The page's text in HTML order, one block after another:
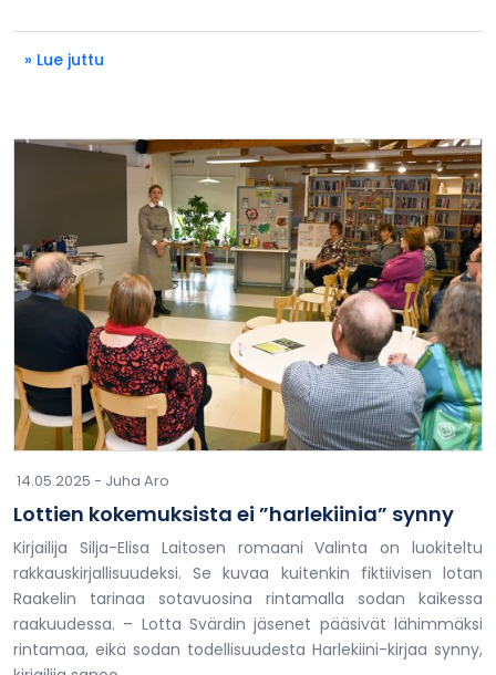
» Lue juttu
14.05.2025 - Juha Aro
Lottien kokemuksista ei ”harlekiinia” synny
Kirjailija Silja-Elisa Laitosen romaani Valinta on luokiteltu
rakkauskirjallisuudeksi. Se kuvaa kuitenkin fiktiivisen lotan
Raakelin tarinaa sotavuosina rintamalla sodan kaikessa
raakuudessa. – Lotta Svärdin jäsenet pääsivät lähimmäksi
rintamaa, eikä sodan todellisuudesta Harlekiini-kirjaa synny,